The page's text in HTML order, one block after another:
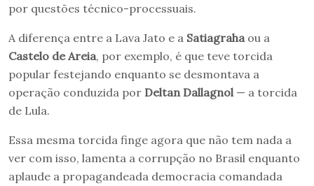
por questões técnico-processuais.
A diferença entre a Lava Jato e a Satiagraha ou a
Castelo de Areia, por exemplo, é que teve torcida
popular festejando enquanto se desmontava a
operação conduzida por Deltan Dallagnol — a torcida
de Lula.
Essa mesma torcida finge agora que não tem nada a
ver com isso, lamenta a corrupção no Brasil enquanto
aplaude a propagandeada democracia comandada